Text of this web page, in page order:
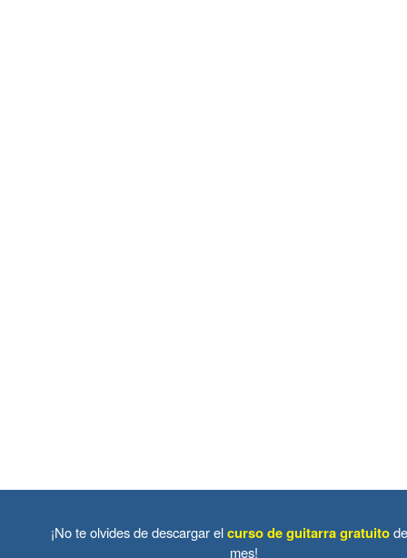
¡No te olvides de descargar elcurso de guitarra gratuito
mes!